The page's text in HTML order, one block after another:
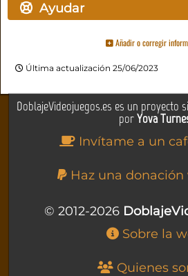
Ayudar
Añadir o corregir
Última actualización 25/06/2023
DoblajeVideojuegos.es es un proyecto
porYova
Invítame a un
Haz una donación
© 2012-2026
Sobre la
Quienes